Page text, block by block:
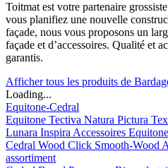
Toitmat est votre partenaire
vous planifiez une nouvelle
façade, nous vous proposons un
façade et d’accessoires. Qualité et
garantis.
Afficher tous les produits de
Loading...
Equitone-Cedral
Equitone Tectiva Natura Pictura
Lunara Inspira Accessoires Equitone
Cedral Wood Click Smooth-Wood
assortiment